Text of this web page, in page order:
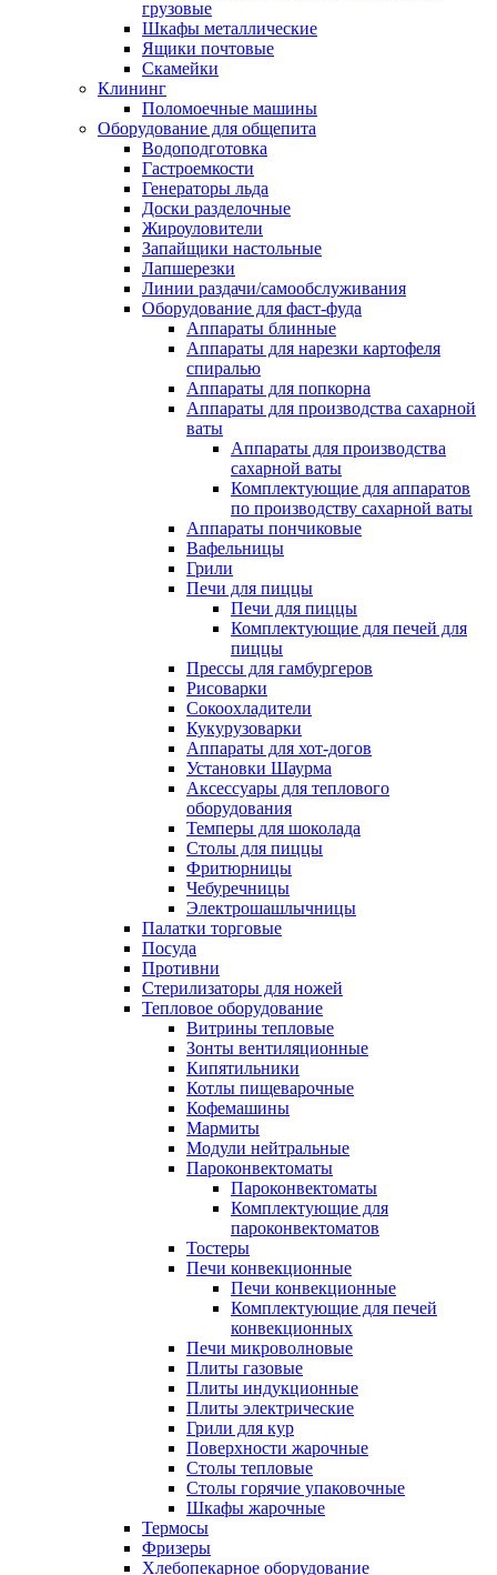
грузовые
Шкафы металлические
Ящики почтовые
Скамейки
Клининг
Поломоечные машины
Оборудование для общепита
Водоподготовка
Гастроемкости
Генераторы льда
Доски разделочные
Жироуловители
Запайщики настольные
Лапшерезки
Линии раздачи/самообслуживания
Оборудование для фаст-фуда
Аппараты блинные
Аппараты для нарезки картофеля
спиралью
Аппараты для попкорна
Аппараты для производства сахарной
ваты
Аппараты для производства
сахарной ваты
Комплектующие для аппаратов
по производству сахарной ваты
Аппараты пончиковые
Вафельницы
Грили
Печи для пиццы
Печи для пиццы
Комплектующие для печей для
пиццы
Прессы для гамбургеров
Рисоварки
Сокоохладители
Кукурузоварки
Аппараты для хот-догов
Установки Шаурма
Аксессуары для теплового
оборудования
Темперы для шоколада
Столы для пиццы
Фритюрницы
Чебуречницы
Электрошашлычницы
Палатки торговые
Посуда
Противни
Стерилизаторы для ножей
Тепловое оборудование
Витрины тепловые
Зонты вентиляционные
Кипятильники
Котлы пищеварочные
Кофемашины
Мармиты
Модули нейтральные
Пароконвектоматы
Пароконвектоматы
Комплектующие для
пароконвектоматов
Тостеры
Печи конвекционные
Печи конвекционные
Комплектующие для печей
конвекционных
Печи микроволновые
Плиты газовые
Плиты индукционные
Плиты электрические
Грили для кур
Поверхности жарочные
Столы тепловые
Столы горячие упаковочные
Шкафы жарочные
Термосы
Фризеры
Хлебопекарное оборудование